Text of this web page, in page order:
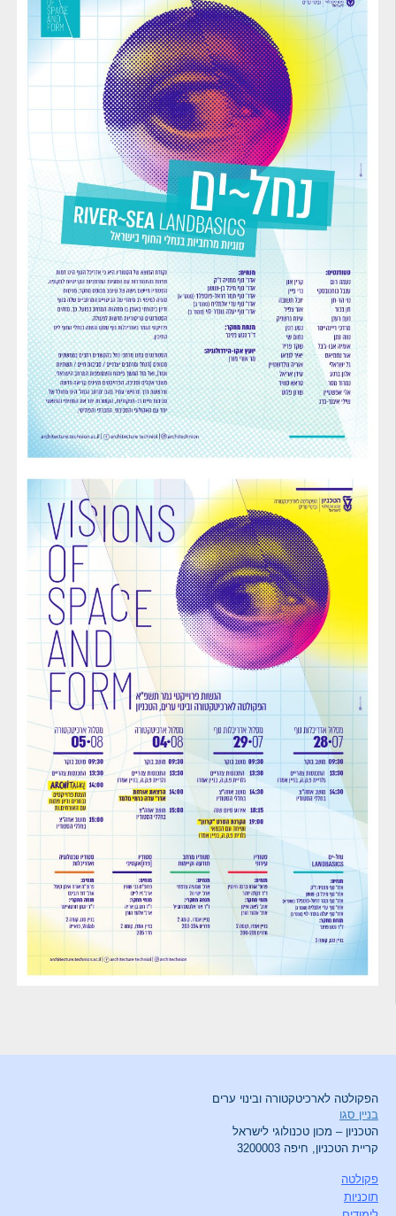
הפקולטה לארכיטקטורה ובינוי ערים
בניין סגו
הטכניון – מכון טכנולוגי לישראל
קריית הטכניון, חיפה 3200003
פקולטה
תוכניות